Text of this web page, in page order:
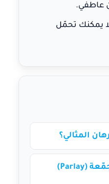
عاطفي.
يمكنك تحمّل
المثالي؟
هل الرهانات المجمّعة (Parlay)